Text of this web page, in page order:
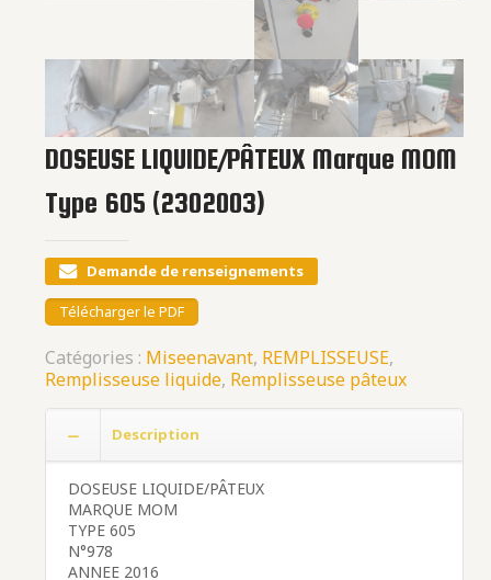
DOSEUSE LIQUIDE/PÂTEUX Marque MOM
Type 605 (2302003)
Demande de renseignements
Télécharger le PDF
Catégories : Miseenavant, REMPLISSEUSE,
Remplisseuse liquide, Remplisseuse pâteux
Description
DOSEUSE LIQUIDE/PÂTEUX
MARQUE MOM
TYPE 605
N°978
ANNEE 2016